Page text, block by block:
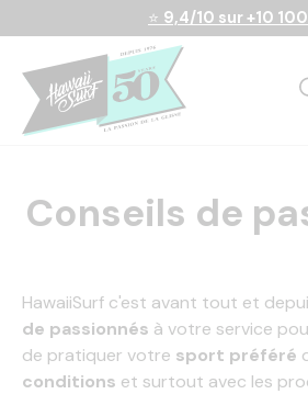
Aller au contenu
⭐ 9,4/10 sur +10
Conseils de
HawaiiSurf c'est avant tout et
de passionnés à votre service
de pratiquer votre sport préféré
conditions et surtout avec les